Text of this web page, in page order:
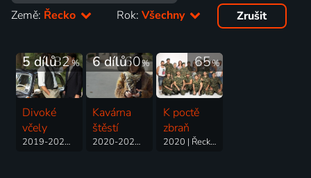
Země: Řecko Rok:Všechny Zrušit
82%
5 dílů
Divoké
včely
2019-2020 | Řecko | Krimi, Drama, Romantický, Thriller
60%
6 dílů
Kavárna
štěstí
2020-2021 | Řecko | Romantický, Komedie
65%
K poctě
zbraň
2020 | Řecko | Komedie